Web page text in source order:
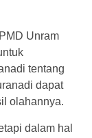
Unram
tentang
dapat
olahannya.
dalam hal